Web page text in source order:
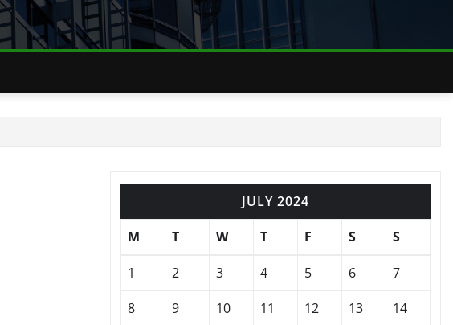
JULY 2024
M
T W T F S S
1 2 3 4 5 6
7
8
9 10 11 12 13
14